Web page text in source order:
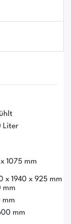
Liter
1075 mm
x 1940 x 925 mm
mm
mm
mm